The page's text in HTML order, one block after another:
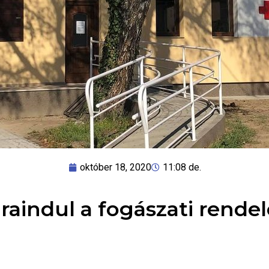
október 18, 2020 11:08 de.
a fogászati